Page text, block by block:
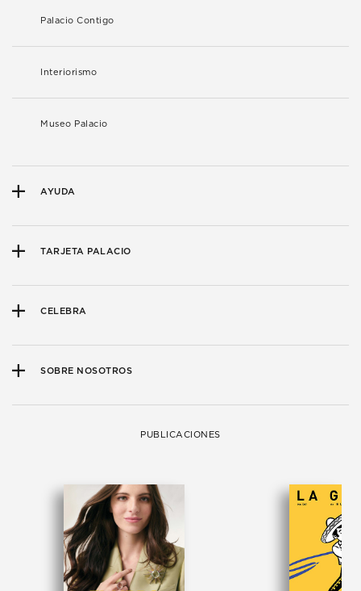
Palacio Contigo
Interiorismo
Museo Palacio
AYUDA
TARJETA PALACIO
CELEBRA
SOBRE NOSOTROS
PUBLICACIONES